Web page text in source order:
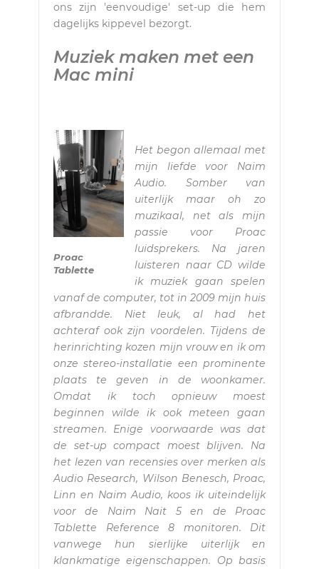
ons zijn 'eenvoudige' set-up die hem
dagelijks kippevel bezorgt.
Muziek maken met een
Mac mini
Proac
Tablette
Het begon allemaal met
mijn liefde voor Naim
Audio. Somber van
uiterlijk maar oh zo
muzikaal, net als mijn
passie voor Proac
luidsprekers. Na jaren
luisteren naar CD wilde
ik muziek gaan spelen
vanaf de computer, tot in 2009 mijn huis
afbrandde. Niet leuk, al had het
achteraf ook zijn voordelen. Tijdens de
herinrichting kozen mijn vrouw en ik om
onze stereo-installatie een prominente
plaats te geven in de woonkamer.
Omdat ik toch opnieuw moest
beginnen wilde ik ook meteen gaan
streamen. Enige voorwaarde was dat
de set-up compact moest blijven. Na
het lezen van recensies over merken als
Audio Research, Wilson Benesch, Proac,
Linn en Naim Audio, koos ik uiteindelijk
voor de Naim Nait 5 en de Proac
Tablette Reference 8 monitoren. Dit
vanwege hun sierlijke uiterlijk en
klankmatige eigenschappen. Op basis